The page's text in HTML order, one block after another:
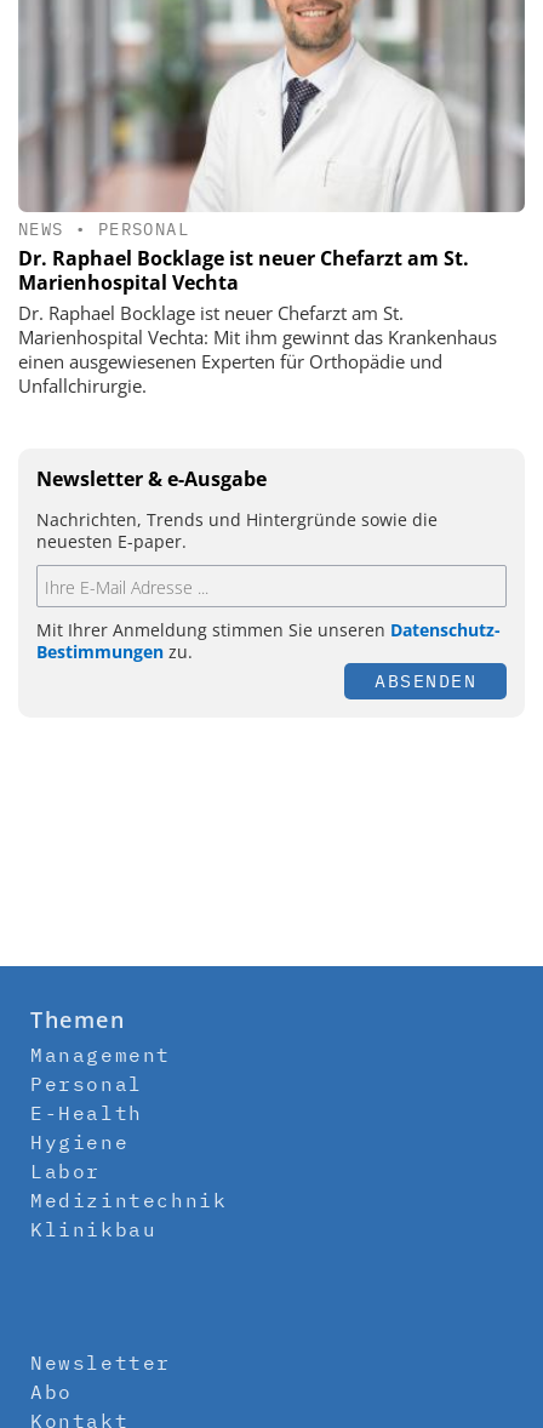
NEWS • PERSONAL
Dr. Raphael Bocklage ist neuer Chefarzt am St.
Marienhospital Vechta
Dr. Raphael Bocklage ist neuer Chefarzt am St.
Marienhospital Vechta: Mit ihm gewinnt das Krankenhaus
einen ausgewiesenen Experten für Orthopädie und
Unfallchirurgie.
Newsletter & e-Ausgabe
Nachrichten, Trends und Hintergründe sowie die
neuesten E-paper.
Mit Ihrer Anmeldung stimmen Sie unseren Datenschutz-
Bestimmungen zu.
ABSENDEN
Themen
Management
Personal
E-Health
Hygiene
Labor
Medizintechnik
Klinikbau
Newsletter
Abo
Kontakt